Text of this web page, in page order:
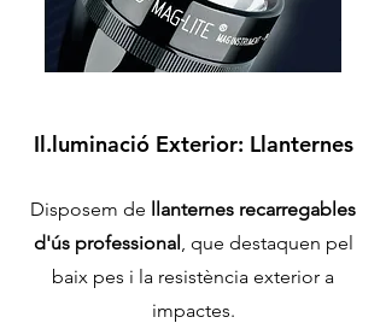
Il.luminació Exterior: Llanternes
Disposem de llanternes recarregables
d'ús professional, que destaquen pel
baix pes i la resistència exterior a
impactes.